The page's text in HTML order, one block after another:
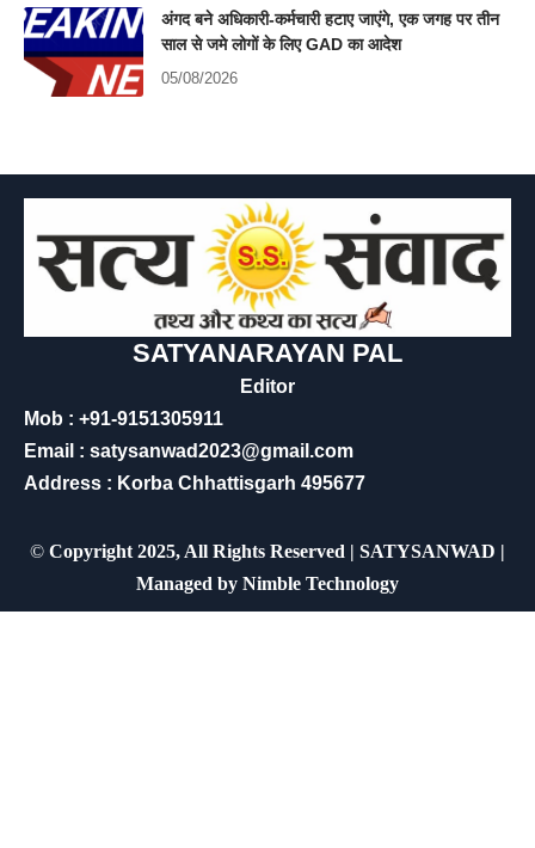
अंगद बने अधिकारी-कर्मचारी हटाए जाएंगे, एक जगह पर तीन
साल से जमे लोगों के लिए GAD का आदेश
05/08/2026
SATYANARAYAN PAL
Editor
Mob : +91-9151305911
Email : satysanwad2023@gmail.com
Address : Korba Chhattisgarh 495677
© Copyright 2025, All Rights Reserved | SATYSANWAD |
Managed by Nimble Technology